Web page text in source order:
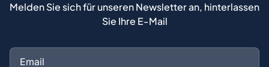
Melden Sie sich für unseren Newsletter an, hinterlassen
Sie Ihre E-Mail